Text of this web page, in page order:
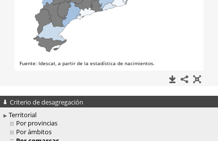
Criterio de desagregación
Territorial
Por provincias
Por ámbitos